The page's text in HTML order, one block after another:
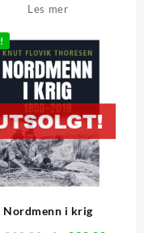
var:
Les mer
Nordmenn i krig